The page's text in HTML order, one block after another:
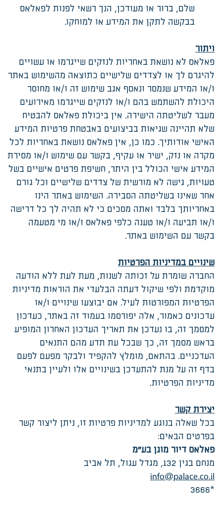
שלם, ברור או מעודכן, הנך רשאי לפנות לפאלאס
בבקשה לתקן את המידע או למוחקו.
ויתור
פאלאס לא נושאת באחריות לנזקים שייגרמו או עשויים
להיגרם לך או לצדדים שלישיים כתוצאה מהשימוש באתר
ו/או המידע שנמסר ונאסף אגב שימוש זה ו/או מחוסר
היכולת להשתמש בהם ו/או לנזקים שייגרמו מאירועים
מעבר לשליטתה הישירה. אין ביכולת פאלאס להבטיח
שלא תהיינה שגיאות בביצועים באבטחת פרטיות המידע
האישי אודותיך. כמו כן, אין פאלאס נושאת באחריות לכל
מקרה או נזק, ישיר או עקיף, בקשר עם שימוש ו/או מסירת
המידע אישי הכולל בין היתר, חשיפת פרטים אישיים בשל
טעויות, גישה לא מורשית של צדדים שלישיים וכל גורם
אחר שאינו בשליטתה הסבירה. השימוש באתר הינו
באחריותך בלבד ואתה מסכים כי לא תהיה לך כל דרישה
ו/או תביעה ו/או טענה כלפי פאלאס ו/או מי מטעמה
בקשר עם השימוש באתר.
שינויים במדיניות הפרטיות
החברה שומרת על זכותה לשנות, מעת לעת ללא הודעה
מוקדמת ולפי שיקול דעתה הבלעדי את הוראות מדיניות
הפרטיות המפורטות לעיל. אם יבוצעו שינויים ו/או
עדכונים כאמור, אלה יפורסמו בעמוד זה באתר, כעדכון
למסמך זה, בו נעדכן את תאריך העדכון האחרון המופיע
בראש מסמך זה, כך שבכל עת תדע מהם התנאים
העדכניים. בהתאם, מומלץ להקפיד ולבקר מפעם לפעם
בדף זה על מנת להתעדכן בשינויים אלו ולעיין בתנאי
מדיניות הפרטיות.
יצירת קשר
בכל שאלה בנוגע למדיניות פרטיות זו, ניתן ליצור קשר
בפרטים הבאים:
פאלאס דיור מוגן בע״מ
מנחם בגין 132, מגדל עגול, תל אביב
info@palace.co.il
*3666